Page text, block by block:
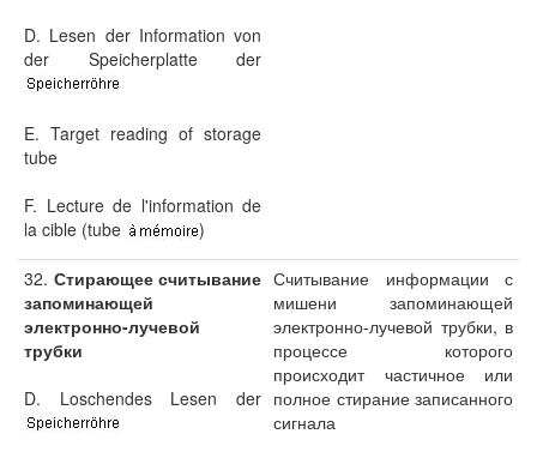
D. Lesen der Information von
der Speicherplatte der
E. Target reading of storage
tube
F. Lecture de l'information de
la cible (tube
)
32. Стирающее считывание
запоминающей
электронно-лучевой
трубки
D. Loschendes Lesen der
Считывание информации с
мишени запоминающей
электронно-лучевой трубки, в
процессе которого
происходит частичное или
полное стирание записанного
сигнала